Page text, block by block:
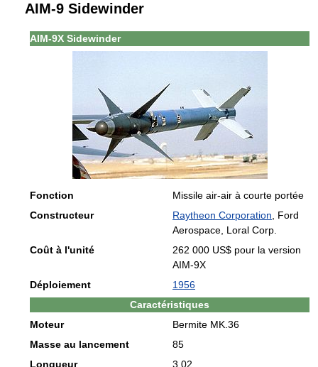
AIM-9 Sidewinder
AIM-9X Sidewinder
Fonction
Missile air-air à courte portée
Constructeur
Raytheon Corporation , Ford
Aerospace, Loral Corp.
Coût à l'unité
262 000 US$ pour la version
AIM-9X
Déploiement
1956
Caractéristiques
Moteur
Bermite MK.36
Masse au lancement
85
Longueur
3,02